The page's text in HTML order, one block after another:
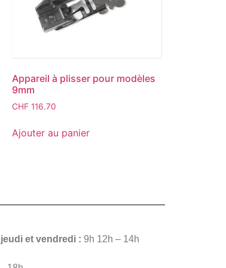
Appareil à plisser pour modèles
9mm
CHF 116.70
Ajouter au panier
et vendredi : 9h 12h – 14h